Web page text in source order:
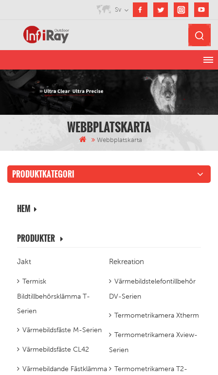
Sv
WEBBPLATSKARTA
Webbplatskarta
PRODUKTKATEGORI
HEM
PRODUKTER
Jakt
Termisk
Bildtillbehörsklämma T-
Serien
Värmebildsfäste M-Serien
Värmebildsfäste CL42
Värmebildande Fästklämma
Rekreation
Värmebildstelefontillbehör
DV-Serien
Termometrikamera Xtherm
Termometrikamera Xview-
Serien
Termometrikamera T2-